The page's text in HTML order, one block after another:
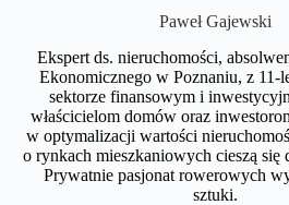
Paweł Gajewski
Ekspert ds. nieruchomości,
Ekonomicznego w Poznaniu, z 11-
sektorze finansowym i
właścicielom domów oraz
w optymalizacji wartości
o rynkach mieszkaniowych cieszą się
Prywatnie pasjonat rowerowych
sztuki.